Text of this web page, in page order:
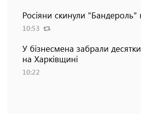
Росіяни скинули "Бандероль"
10:53
У бізнесмена забрали десятки
на Харківщині
10:22